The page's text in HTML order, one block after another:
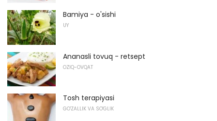
Bamiya - o'sishi
UY
Ananasli tovuq - retsept
OZIQ-OVQAT
Tosh terapiyasi
GO'ZALLIK VA SO'GLIK